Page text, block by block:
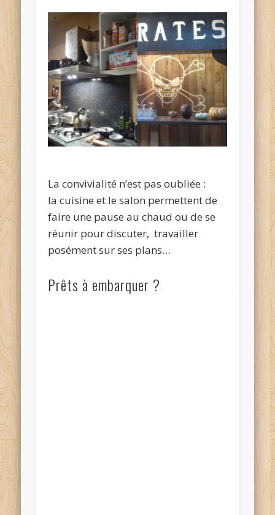
La convivialité n’est pas oubliée :
la cuisine et le salon permettent de
faire une pause au chaud ou de se
réunir pour discuter, travailler
posément sur ses plans…
Prêts à embarquer ?